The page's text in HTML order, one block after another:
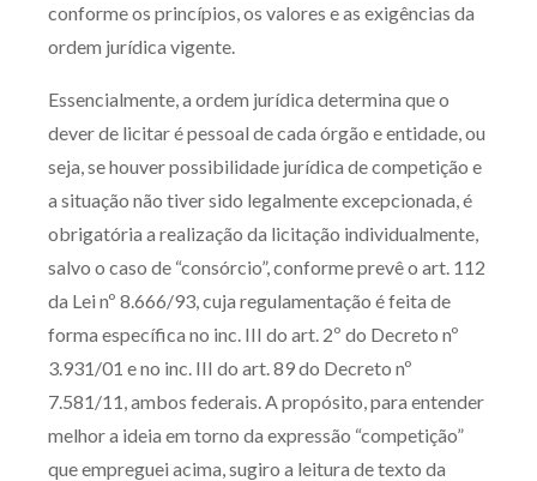
conforme os princípios, os valores e as exigências da
ordem jurídica vigente.
Essencialmente, a ordem jurídica determina que o
dever de licitar é pessoal de cada órgão e entidade, ou
seja, se houver possibilidade jurídica de competição e
a situação não tiver sido legalmente excepcionada, é
obrigatória a realização da licitação individualmente,
salvo o caso de “consórcio”, conforme prevê o art. 112
da Lei nº 8.666/93, cuja regulamentação é feita de
forma específica no inc. III do art. 2º do Decreto nº
3.931/01 e no inc. III do art. 89 do Decreto nº
7.581/11, ambos federais. A propósito, para entender
melhor a ideia em torno da expressão “competição”
que empreguei acima, sugiro a leitura de texto da